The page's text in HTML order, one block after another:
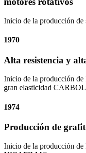
Inicio de la producción de
1970
Alta resistencia y
Inicio de la producción de
gran elasticidad
1974
Producción de
Inicio de la producción